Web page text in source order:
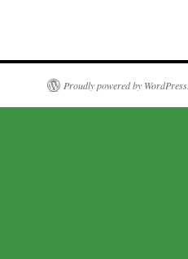
Proudly powered by WordPress.